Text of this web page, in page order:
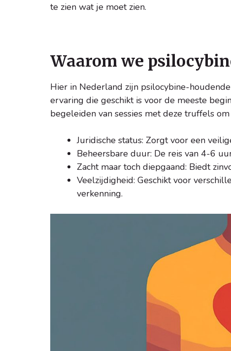
te zien wat je moet zien.
Waarom we
Hier in Nederland zijn psilocybine-
ervaring die geschikt is voor de meeste
begeleiden van sessies met deze truffels
Juridische status: Zorgt voor een
Beheersbare duur: De reis van 4-6
Zacht maar toch diepgaand: Biedt
Veelzijdigheid: Geschikt voor
verkenning.